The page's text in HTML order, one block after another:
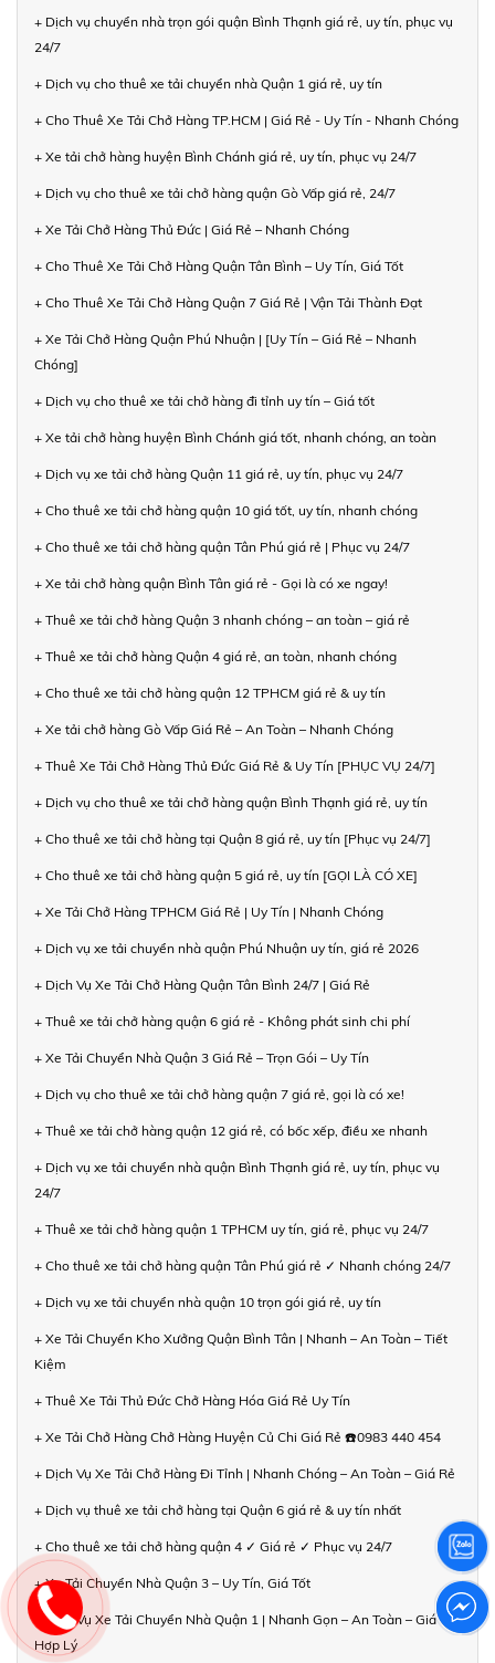
+ Dịch vụ chuyển nhà trọn gói quận Bình Thạnh giá rẻ, uy tín, phục vụ
24/7
+ Dịch vụ cho thuê xe tải chuyển nhà Quận 1 giá rẻ, uy tín
+ Cho Thuê Xe Tải Chở Hàng TP.HCM | Giá Rẻ - Uy Tín - Nhanh Chóng
+ Xe tải chở hàng huyện Bình Chánh giá rẻ, uy tín, phục vụ 24/7
+ Dịch vụ cho thuê xe tải chở hàng quận Gò Vấp giá rẻ, 24/7
+ Xe Tải Chở Hàng Thủ Đức | Giá Rẻ – Nhanh Chóng
+ Cho Thuê Xe Tải Chở Hàng Quận Tân Bình – Uy Tín, Giá Tốt
+ Cho Thuê Xe Tải Chở Hàng Quận 7 Giá Rẻ | Vận Tải Thành Đạt
+ Xe Tải Chở Hàng Quận Phú Nhuận | [Uy Tín – Giá Rẻ – Nhanh
Chóng]
+ Dịch vụ cho thuê xe tải chở hàng đi tỉnh uy tín – Giá tốt
+ Xe tải chở hàng huyện Bình Chánh giá tốt, nhanh chóng, an toàn
+ Dịch vụ xe tải chở hàng Quận 11 giá rẻ, uy tín, phục vụ 24/7
+ Cho thuê xe tải chở hàng quận 10 giá tốt, uy tín, nhanh chóng
+ Cho thuê xe tải chở hàng quận Tân Phú giá rẻ | Phục vụ 24/7
+ Xe tải chở hàng quận Bình Tân giá rẻ - Gọi là có xe ngay!
+ Thuê xe tải chở hàng Quận 3 nhanh chóng – an toàn – giá rẻ
+ Thuê xe tải chở hàng Quận 4 giá rẻ, an toàn, nhanh chóng
+ Cho thuê xe tải chở hàng quận 12 TPHCM giá rẻ & uy tín
+ Xe tải chở hàng Gò Vấp Giá Rẻ – An Toàn – Nhanh Chóng
+ Thuê Xe Tải Chở Hàng Thủ Đức Giá Rẻ & Uy Tín [PHỤC VỤ 24/7]
+ Dịch vụ cho thuê xe tải chở hàng quận Bình Thạnh giá rẻ, uy tín
+ Cho thuê xe tải chở hàng tại Quận 8 giá rẻ, uy tín [Phục vụ 24/7]
+ Cho thuê xe tải chở hàng quận 5 giá rẻ, uy tín [GỌI LÀ CÓ XE]
+ Xe Tải Chở Hàng TPHCM Giá Rẻ | Uy Tín | Nhanh Chóng
+ Dịch vụ xe tải chuyển nhà quận Phú Nhuận uy tín, giá rẻ 2026
+ Dịch Vụ Xe Tải Chở Hàng Quận Tân Bình 24/7 | Giá Rẻ
+ Thuê xe tải chở hàng quận 6 giá rẻ - Không phát sinh chi phí
+ Xe Tải Chuyển Nhà Quận 3 Giá Rẻ – Trọn Gói – Uy Tín
+ Dịch vụ cho thuê xe tải chở hàng quận 7 giá rẻ, gọi là có xe!
+ Thuê xe tải chở hàng quận 12 giá rẻ, có bốc xếp, điều xe nhanh
+ Dịch vụ xe tải chuyển nhà quận Bình Thạnh giá rẻ, uy tín, phục vụ
24/7
+ Thuê xe tải chở hàng quận 1 TPHCM uy tín, giá rẻ, phục vụ 24/7
+ Cho thuê xe tải chở hàng quận Tân Phú giá rẻ ✓ Nhanh chóng 24/7
+ Dịch vụ xe tải chuyển nhà quận 10 trọn gói giá rẻ, uy tín
+ Xe Tải Chuyển Kho Xưởng Quận Bình Tân | Nhanh – An Toàn – Tiết
Kiệm
+ Thuê Xe Tải Thủ Đức Chở Hàng Hóa Giá Rẻ Uy Tín
+ Xe Tải Chở Hàng Chở Hàng Huyện Củ Chi Giá Rẻ ☎️0983 440 454
+ Dịch Vụ Xe Tải Chở Hàng Đi Tỉnh | Nhanh Chóng – An Toàn – Giá Rẻ
+ Dịch vụ thuê xe tải chở hàng tại Quận 6 giá rẻ & uy tín nhất
+ Cho thuê xe tải chở hàng quận 4 ✓ Giá rẻ ✓ Phục vụ 24/7
+ Xe Tải Chuyển Nhà Quận 3 – Uy Tín, Giá Tốt
+ Dịch Vụ Xe Tải Chuyển Nhà Quận 1 | Nhanh Gọn – An Toàn – Giá
Hợp Lý